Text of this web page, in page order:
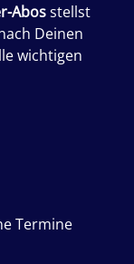
Abosstellst
Deinen
wichtigen
Termine